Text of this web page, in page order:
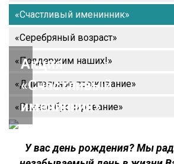
«Счастливый именинник»
«Серебряный возраст»
«Поддержим наших!»
«Длительное проживание»
«Раннее бронирование»
Акция
«Счастливый
именинник»
У вас день рождения? Мы